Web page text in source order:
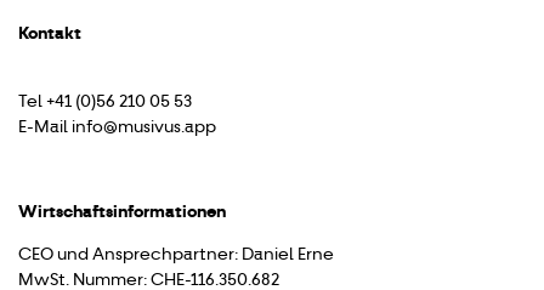
Kontakt
Tel +41 (0)56 210 05 53
E-Mail info@musivus.app
Wirtschaftsinformationen
CEO und Ansprechpartner: Daniel Erne
MwSt. Nummer: CHE-116.350.682